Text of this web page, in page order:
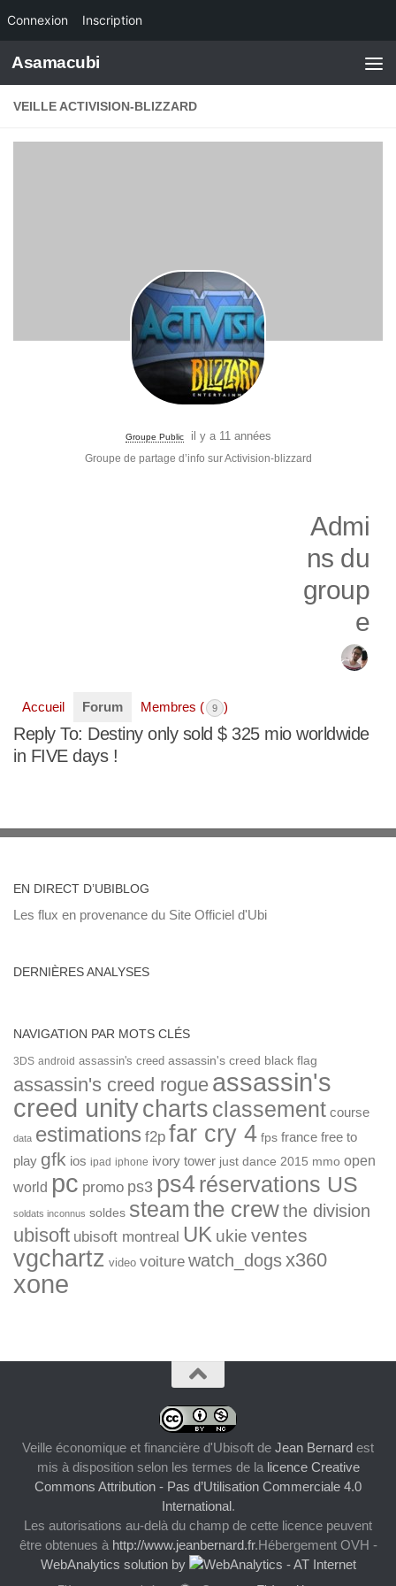
Connexion Inscription
Skip to content
Asamacubi
VEILLE ACTIVISION-BLIZZARD
Groupe Public il y a 11 années
Groupe de partage d’info sur Activision-blizzard
Admi
ns du
group
e
Accueil Forum Membres ( 9 )
Reply To: Destiny only sold $ 325 mio worldwide
in FIVE days !
EN DIRECT D’UBIBLOG
Les flux en provenance du Site Officiel d'Ubi
DERNIÈRES ANALYSES
NAVIGATION PAR MOTS CLÉS
3DS android assassin's creed assassin's creed black flag
assassin's creed rogue assassin's
creed unitycharts classement course
data estimations f2p far cry 4 fps france free to
play gfk ios ipad iphone ivory tower just dance 2015 mmo open
world pc promo ps3 ps4réservations US
soldats inconnus soldes steamthe crewthe division
ubisoft ubisoft montreal UK ukie ventes
vgchartz video voiture watch_dogsx360
xone
Veille économique et financière d'Ubisoft de Jean Bernard est
mis à disposition selon les termes de la licence Creative
Commons Attribution - Pas d’Utilisation Commerciale 4.0
International.
Les autorisations au-delà du champ de cette licence peuvent
être obtenues à http://www.jeanbernard.fr.Hébergement OVH -
WebAnalytics solution by